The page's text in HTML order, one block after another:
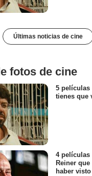
Últimas noticias de cine
fotos de cine
5 películas
tienes que
4
Reiner
haber